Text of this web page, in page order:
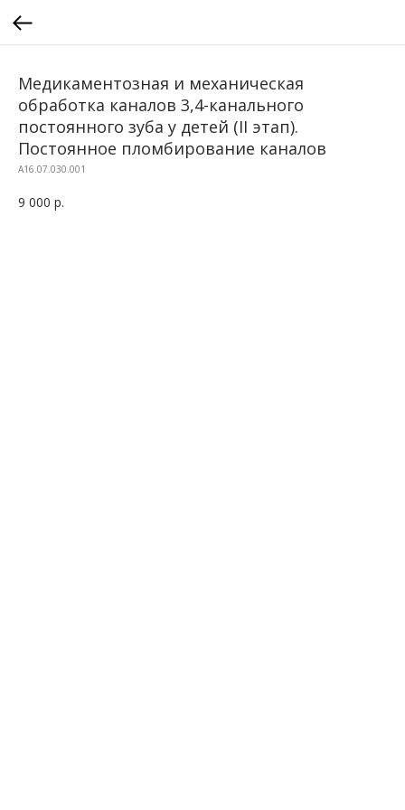
Медикаментозная и механическая
обработка каналов 3,4-канального
постоянного зуба у детей (II этап).
Постоянное пломбирование каналов
A16.07.030.001
9 000 р.